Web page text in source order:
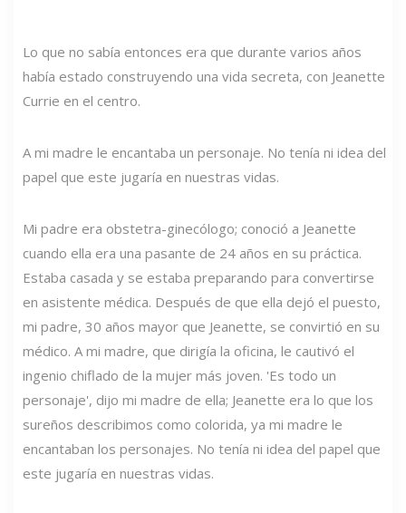
Lo que no sabía entonces era que durante varios años
había estado construyendo una vida secreta, con Jeanette
Currie en el centro.
A mi madre le encantaba un personaje. No tenía ni idea del
papel que este jugaría en nuestras vidas.
Mi padre era obstetra-ginecólogo; conoció a Jeanette
cuando ella era una pasante de 24 años en su práctica.
Estaba casada y se estaba preparando para convertirse
en asistente médica. Después de que ella dejó el puesto,
mi padre, 30 años mayor que Jeanette, se convirtió en su
médico. A mi madre, que dirigía la oficina, le cautivó el
ingenio chiflado de la mujer más joven. 'Es todo un
personaje', dijo mi madre de ella; Jeanette era lo que los
sureños describimos como colorida, ya mi madre le
encantaban los personajes. No tenía ni idea del papel que
este jugaría en nuestras vidas.